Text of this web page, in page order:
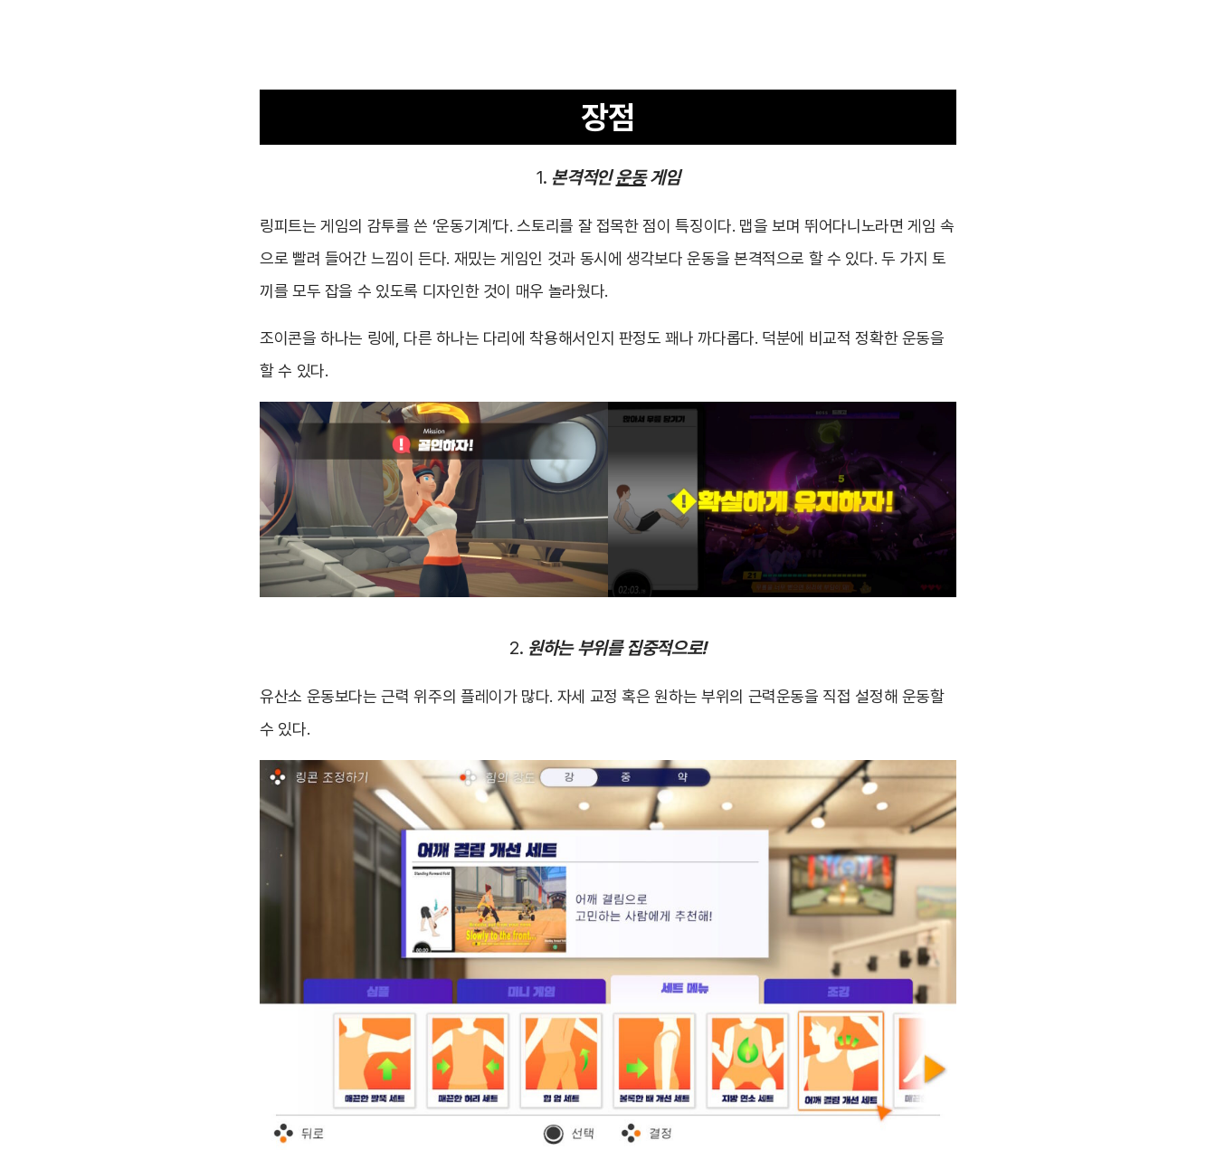
장점
1. 본격적인운동게임
링피트는 게임의 감투를 쓴 ‘운동기계’다. 스토리를 잘 접목한 점이 특징이다. 맵을 보며 뛰어다니노라면 게임 속
으로 빨려 들어간 느낌이 든다. 재밌는 게임인 것과 동시에 생각보다 운동을 본격적으로 할 수 있다. 두 가지 토
끼를 모두 잡을 수 있도록 디자인한 것이 매우 놀라웠다.
조이콘을 하나는 링에, 다른 하나는 다리에 착용해서인지 판정도 꽤나 까다롭다. 덕분에 비교적 정확한 운동을
할 수 있다.
2. 원하는 부위를 집중적으로!
유산소 운동보다는 근력 위주의 플레이가 많다. 자세 교정 혹은 원하는 부위의 근력운동을 직접 설정해 운동할
수 있다.